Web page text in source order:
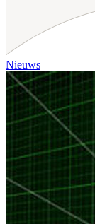
Nieuws